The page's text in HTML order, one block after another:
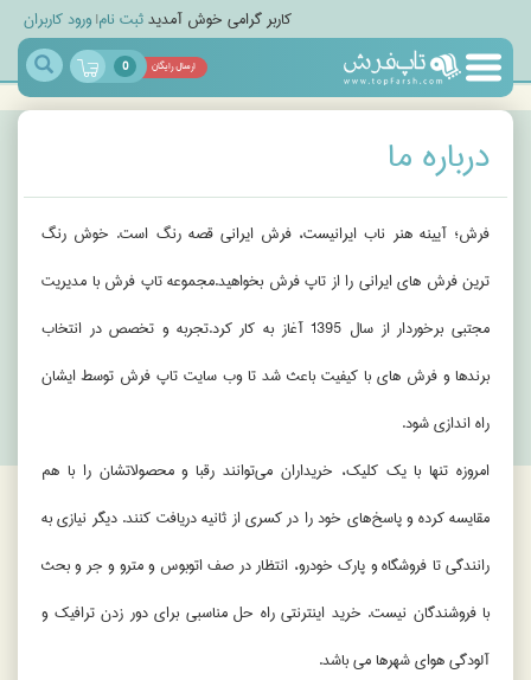
کاربر گرامی خوش آمدیدثبت نام|ورود کاربران
0 ارسال رایگان
مجله
مگ
درباره ما
فرش؛ آیینه هنر ناب ایرانیست، فرش ایرانی قصه رنگ است. خوش رنگ
ترین فرش های ایرانی را از تاپ فرش بخواهید.مجموعه تاپ فرش با مدیریت
مجتبی برخوردار از سال 1395 آغاز به کار کرد.تجربه و تخصص در انتخاب
برندها و فرش های با کیفیت باعث شد تا وب سایت تاپ فرش توسط ایشان
راه اندازی شود.
امروزه تنها با یک کلیک، خریداران می‌توانند رقبا و محصولاتشان را با هم
مقایسه کرده و پاسخ‌های خود را در کسری از ثانیه دریافت کنند. دیگر نیازی به
رانندگی تا فروشگاه و پارک خودرو، انتظار در صف اتوبوس و مترو و جر و بحث
با فروشندگان نیست. خرید اینترنتی راه حل مناسبی برای دور زدن ترافیک و
آلودگی هوای شهرها می باشد.